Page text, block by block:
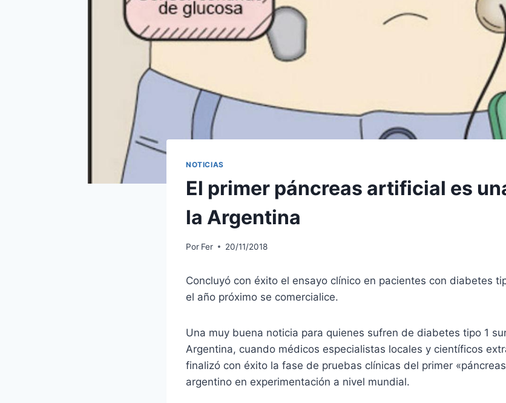
NOTICIAS
El primer páncreas artificial es
la Argentina
Por Fer 20/11/2018
Concluyó con éxito el ensayo clínico en pacientes con diabetes
el año próximo se comercialice.
Una muy buena noticia para quienes sufren de diabetes tipo 1
Argentina, cuando médicos especialistas locales y científicos
finalizó con éxito la fase de pruebas clínicas del primer
argentino en experimentación a nivel mundial.